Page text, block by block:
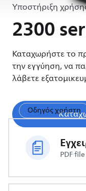
Υποστήριξη
2300
Καταχωρήστε το
την εγγύηση, να
λάβετε
Οδηγός χρήστη
PDF file